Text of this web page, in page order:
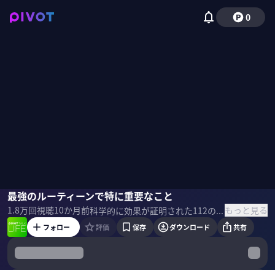
0
最強のルーティーンで特に重要なこと
1.8万回視聴10か月前 科学的に効果が証明された112の習慣の中から、パフォーマンスを最大化する「1日の最強のルーティーン」をPIVOT限定公開。今日から使える具体的な行動レベルで解説。 ＜ゲスト＞ 堀田秀吾｜明治大学法学部教授 言葉とコミュニケーションをテーマに言語学・法学・社会心理学・脳科学などさまざまな学問分野を融合した研究を展開。「明治一受けたい授業」にも選出 ▼参考書籍 『科学的に証明されたすごい習慣大百科』 もっと見る
堀田秀吾磯貝初奈
フォロー 評価 保存 ダウンロード 共有